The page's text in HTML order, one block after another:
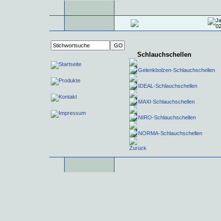
Schlauchschellen
Gelenkbolzen-Schlauchschellen
IDEAL-Schlauchschellen
MAXI-Schlauchschellen
NIRO-Schlauchschellen
NORMA-Schlauchschellen
Zurück